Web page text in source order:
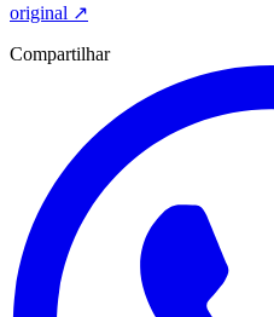
original ↗
Compartilhar